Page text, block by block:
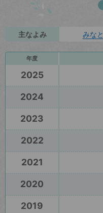
主なよみ みなと
年度
2025
2024
2023
2022
2021
2020
2019